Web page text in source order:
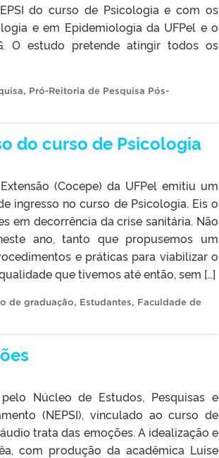
do curso de Psicologia e com os
e em Epidemiologia da UFPel e o
O estudo pretende atingir todos os
, Pró-Reitoria de Pesquisa Pós-
do curso de Psicologia
(Cocepe) da UFPel emitiu um
ingresso no curso de Psicologia. Eis o
em decorrência da crise sanitária. Não
ano, tanto que propusemos um
e práticas para viabilizar o
que tivemos até então, sem […]
de graduação, Estudantes, Faculdade de
Núcleo de Estudos, Pesquisas e
(NEPSI), vinculado ao curso de
trata das emoções. A idealização e
com produção da acadêmica Luise